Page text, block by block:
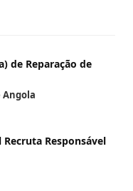
de Reparação de
Angola
Responsável